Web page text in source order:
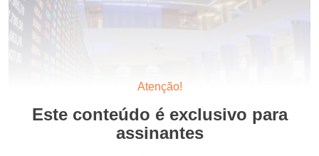
Atenção!
Este conteúdo é exclusivo para
assinantes